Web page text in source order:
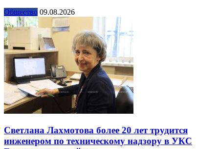
Общество 09.08.2026
Светлана Лахмотова более 20 лет трудится
инженером по техническому надзору в УКС